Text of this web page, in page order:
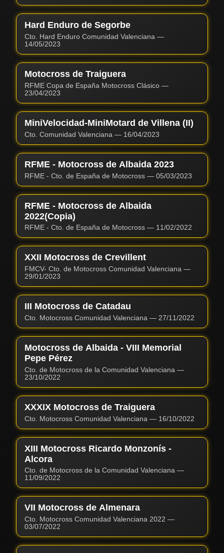
Hard Enduro de Segorbe
Cto. Hard Enduro Comunidad Valenciana —
14/05/2023
Motocross de Traiguera
RFME Copa de España Motocross Clásico —
23/04/2023
MiniVelocidad-MiniMotard de Villena (II)
Cto. Comunidad Valenciana — 16/04/2023
RFME - Motocross de Albaida 2023
RFME - Cto. de España de Motocross — 05/03/2023
RFME - Motocross de Albaida
2022(Copia)
RFME - Cto. de España de Motocross — 11/02/2022
XXII Motocross de Crevillent
FMCV- Cto. de Motocross Comunidad Valenciana —
29/01/2023
III Motocross de Catadau
Cto. Motocross Comunidad Valenciana — 27/11/2022
Motocross de Albaida - VIII Memorial
Pepe Pérez
Cto. de Motocross de la Comunidad Valenciana —
23/10/2022
XXXIX Motocross de Traiguera
Cto. Motocross Comunidad Valenciana — 16/10/2022
XIII Motocross Ricardo Monzonís -
Alcora
Cto. de Motocross de la Comunidad Valenciana —
11/09/2022
VII Motocross de Almenara
Cto. Motocross Comunidad Valenciana 2022 —
03/07/2022